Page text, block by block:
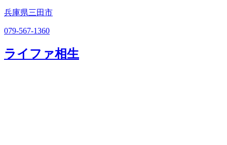
兵庫県三田市
079-567-1360
ライファ相生